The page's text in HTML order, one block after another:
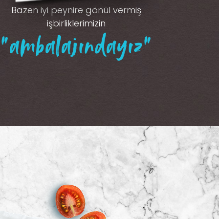
Bazen iyi peynire gönül vermiş
işbirliklerimizin
“ambalajındayız”